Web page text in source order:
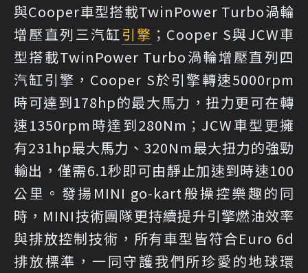
與Cooper車型搭載TwinPower Turbo渦輪
增壓直列三汽缸引擎 ；Cooper S與JCW車
型搭載TwinPower Turbo渦輪增壓直列四
汽缸引擎，Cooper S於引擎轉速5000rpm
時可達到178hp的最大馬力，扭力更可在轉
速1350rpm時達到280Nm；JCW車型更擁
有231hp最大馬力、320Nm最大扭力的強勁
輸出，僅需6.1秒即可由靜止加速到時速100
公里。發揚MINI go-kart般操控樂趣的同
時，MINI技術團隊更持續提升引擎燃油效率
與排放控制技術，所有車型皆符合Euro 6d
排放標準，一同守護我們所珍愛的地球環